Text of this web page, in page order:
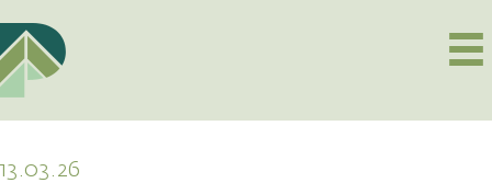
13.03.26